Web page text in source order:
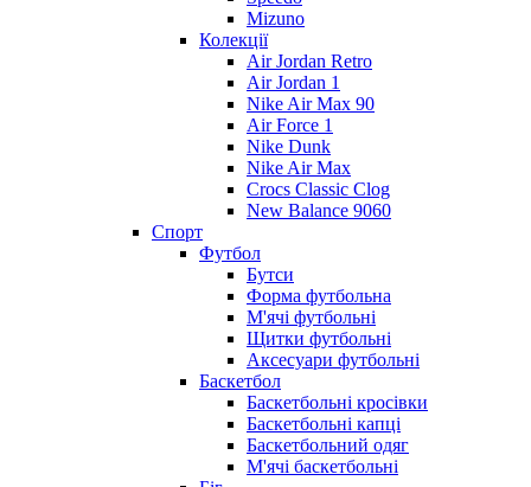
Mizuno
Колекції
Air Jordan Retro
Air Jordan 1
Nike Air Max 90
Air Force 1
Nike Dunk
Nike Air Max
Crocs Classic Clog
New Balance 9060
Спорт
Футбол
Бутси
Форма футбольна
М'ячі футбольні
Щитки футбольні
Аксесуари футбольні
Баскетбол
Баскетбольні кросівки
Баскетбольні капці
Баскетбольний одяг
М'ячі баскетбольні